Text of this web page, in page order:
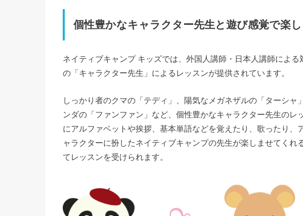
個性豊かなキャラクター先生と遊び感覚で楽
ネイティブキャンプ キッズでは、外国人講師・日本人講師によ
の「キャラクター先生」によるレッスンが提供されています。
しっかり者のクマの「テディ」、陽気なメガネザルの「ターシャ
ンダの「ファンファン」など、個性豊かなキャラクター先生のレ
にアルファベットや挨拶、基本単語などを覚えたり、歌ったり
ャラクターに扮したネイティブキャンプの先生が楽しませてくれ
てレッスンを受けられます。